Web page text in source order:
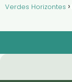
Verdes Horizontes